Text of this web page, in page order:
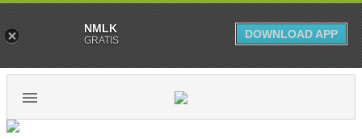
NMLK
GRATIS DOWNLOAD APP